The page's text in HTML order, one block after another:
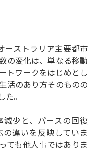
ーストラリア主要都市
の変化は、単なる移動
トワークをはじめとし
活のあり方そのものの
。
減少と、パースの回復
違いを反映していま
ても他人事ではありま